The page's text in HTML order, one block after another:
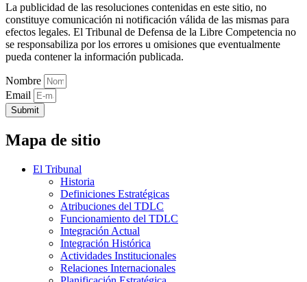
La publicidad de las resoluciones contenidas en este sitio, no
constituye comunicación ni notificación válida de las mismas para
efectos legales. El Tribunal de Defensa de la Libre Competencia no
se responsabiliza por los errores u omisiones que eventualmente
pueda contener la información publicada.
Nombre
Email
Submit
Mapa de sitio
El Tribunal
Historia
Definiciones Estratégicas
Atribuciones del TDLC
Funcionamiento del TDLC
Integración Actual
Integración Histórica
Actividades Institucionales
Relaciones Internacionales